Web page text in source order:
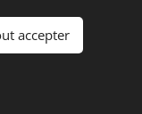
accepter